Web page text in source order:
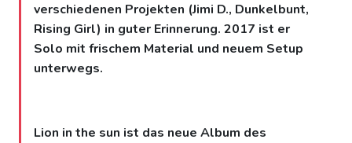
verschiedenen Projekten (Jimi D., Dunkelbunt,
Rising Girl) in guter Erinnerung. 2017 ist er
Solo mit frischem Material und neuem Setup
unterwegs.
Lion in the sun ist das neue Album des